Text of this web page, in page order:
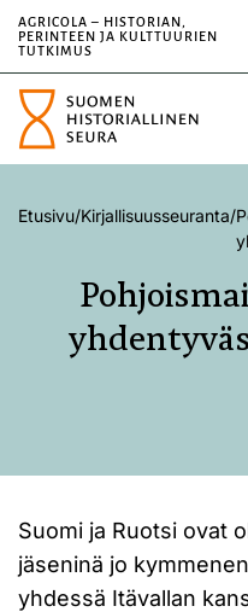
AGRICOLA – HISTORIAN,
PERINTEEN JA KULTTUURIEN
TUTKIMUS
Etusivu/Kirjallisuusseuranta/
Suomi ja Ruotsi ovat
jäseninä jo
yhdessä Itävallan